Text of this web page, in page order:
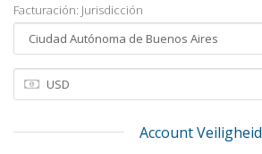
Facturación: Jurisdicción
Account Veiligheid